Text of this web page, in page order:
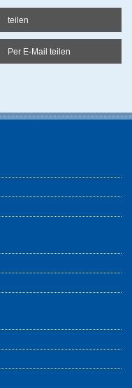
teilen
Per E-Mail teilen